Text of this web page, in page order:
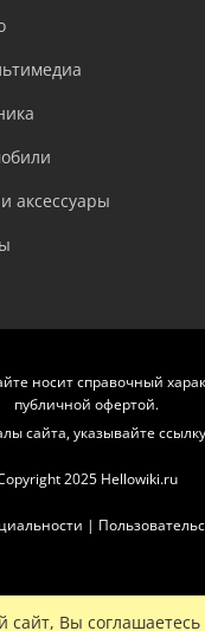
аксессуары
носит справочный
публичной офертой.
сайта, указывайте
2025 Hellowiki.ru
|
Вы соглашаетесь